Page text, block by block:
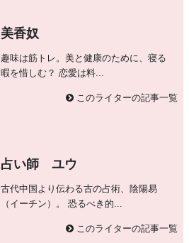
美香奴
趣味は筋トレ。美と健康のために、寝る
暇を惜しむ？ 恋愛は料...
このライターの記事一覧
占い師 ユウ
古代中国より伝わる古の占術、陰陽易
（イーチン）。 恐るべき的...
このライターの記事一覧